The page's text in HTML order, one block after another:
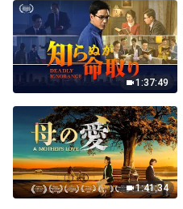
1:37:49
1:41:34